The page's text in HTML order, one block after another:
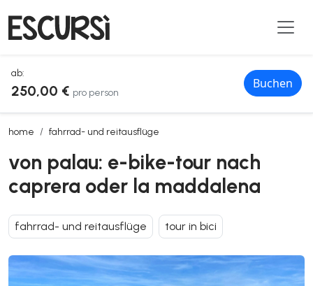
ab:
250,00 € pro person
Buchen
home fahrrad- und reitausflüge
von palau: e-bike-tour nach caprera oder la maddalena
von palau: e-bike-tour nach
caprera oder la maddalena
fahrrad- und reitausflüge tour in bici